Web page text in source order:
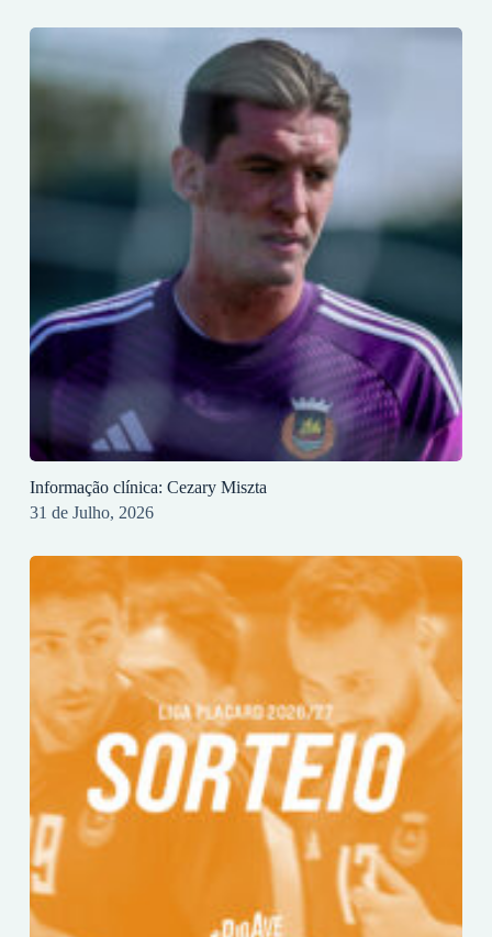
Informação clínica: Cezary Miszta
31 de Julho, 2026